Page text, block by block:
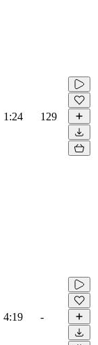
1:24 129
4:19 -